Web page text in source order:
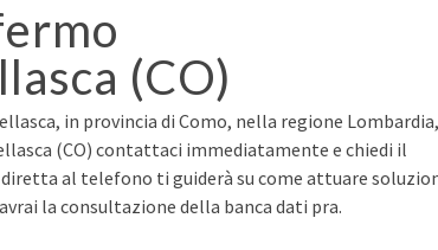
(CO)
in provincia di Como, nella regione Lombardia,
(CO) contattaci immediatamente e chiedi il
al telefono ti guiderà su come attuare
la consultazione della banca dati pra.